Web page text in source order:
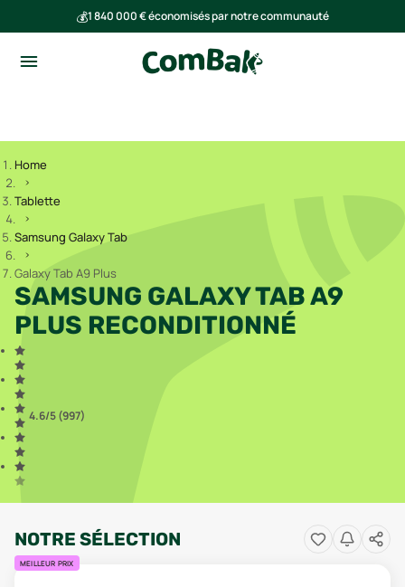
💰1 840 000 € économisés par notre communauté
Home
Tablette
Samsung Galaxy Tab
Galaxy Tab A9 Plus
SAMSUNG GALAXY TAB A9
PLUS RECONDITIONNÉ
4.6/5 (997)
NOTRE SÉLECTION
MEILLEUR PRIX